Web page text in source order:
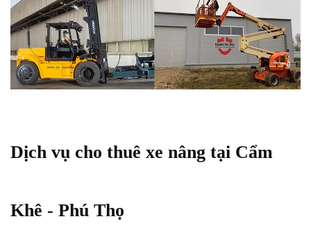
Dịch vụ cho thuê xe nâng tại Cẩm
Khê - Phú Thọ